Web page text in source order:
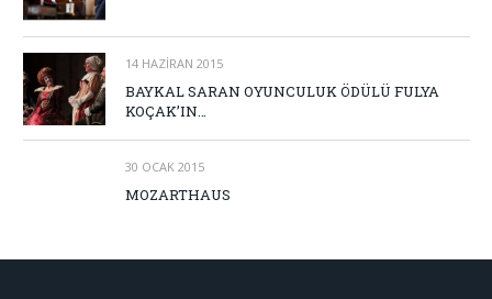
14 HAZIRAN 2015
BAYKAL SARAN OYUNCULUK ÖDÜLÜ FULYA
KOÇAK’IN…
30 OCAK 2015
MOZARTHAUS